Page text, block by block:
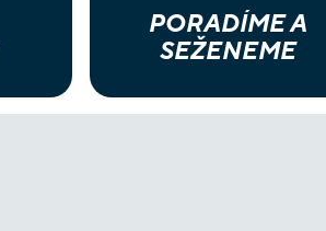
PORADÍME A
SEŽENEME